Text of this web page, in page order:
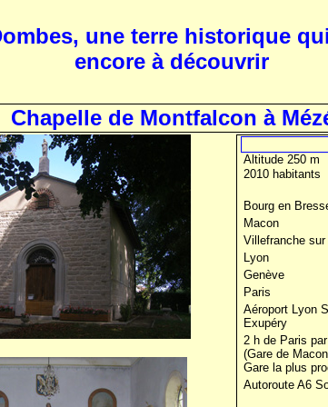
une terre historique
encore à découvrir
Chapelle de Montfalcon à
Altitude 250 m
2010 habitants
Bourg en
Macon
Villefranche sur
Lyon
Genève
Paris
Aéroport Lyon
Exupéry
2 h de Paris
(Gare de
Gare la plus
Autoroute A6